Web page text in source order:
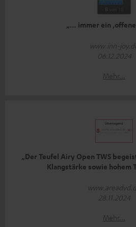
„… immer ein
www.inn-
06.12.2024
Mehr...
„Der Teufel Airy Open TWS
Klangstärke sowie hohem
28.11.2024
Mehr...